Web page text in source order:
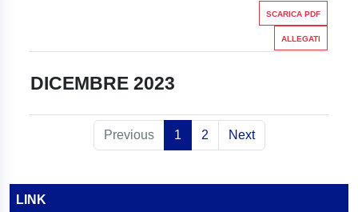
SCARICA PDF
ALLEGATI
DICEMBRE 2023
Previous 1 2 Next
LINK